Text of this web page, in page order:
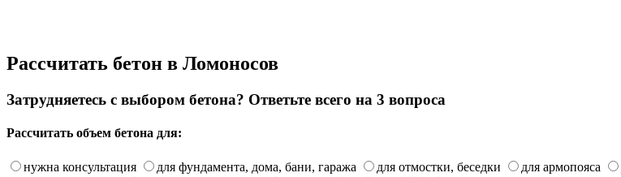
Рассчитать бетон в Ломоносов
Затрудняетесь с выбором бетона? Ответьте всего на 3 вопроса
Рассчитать объем бетона для:
нужна консультация для фундамента, дома, бани, гаража для отмостки, беседки для армопояса